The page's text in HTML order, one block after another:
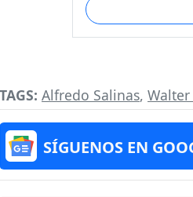
TAGS: Alfredo Salinas,
SÍGUENOS EN